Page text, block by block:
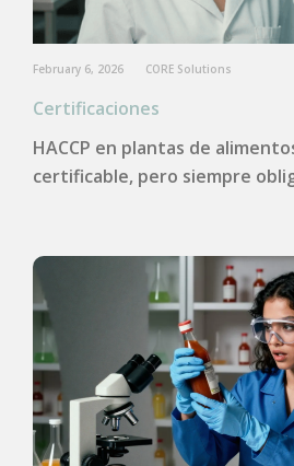
February 6, 2026 CORE Solutions
Certificaciones
HACCP en plantas de
certificable, pero siempre